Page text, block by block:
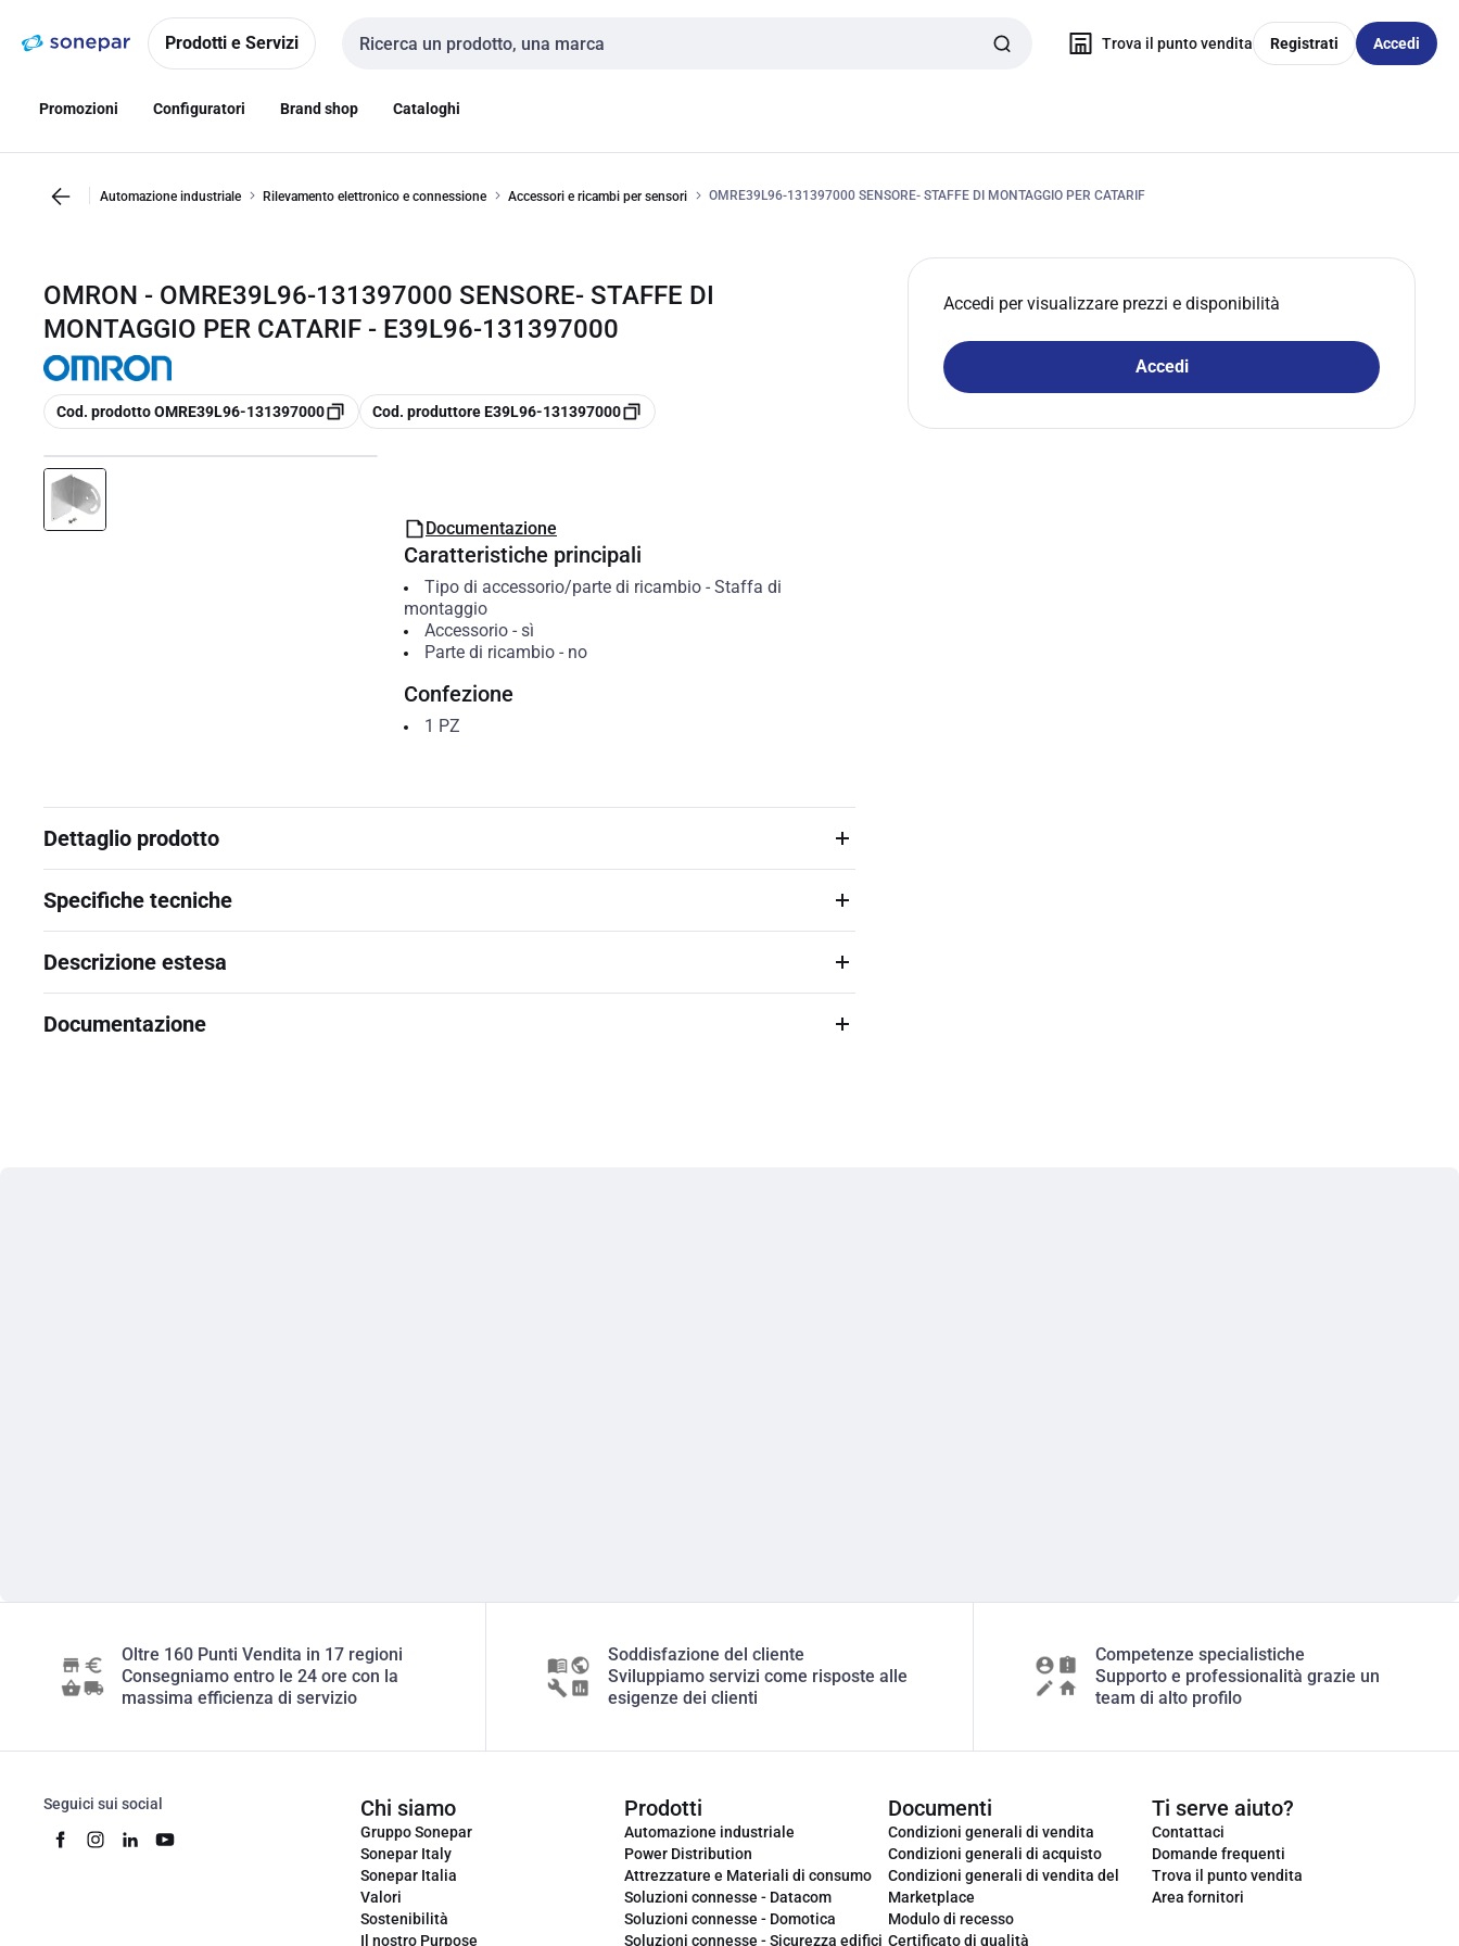
navigazionealla
Prodotti e Servizi
Cerca input
Trova il punto vendita Registrati Accedi
Promozioni Configuratori Brand shop Cataloghi
Automazione industriale Rilevamento elettronico e connessione Accessori e ricambi per sensori OMRE39L96-131397000 SENSORE- STAFFE DI MONTAGGIO PER CATARIF
OMRON - OMRE39L96-131397000 SENSORE- STAFFE DI
MONTAGGIO PER CATARIF - E39L96-131397000
copia
Cod. prodotto OMRE39L96-131397000 copia
Cod. produttore E39L96-131397000
Accedi per visualizzare prezzi e disponibilità
Accedi
Documentazione
Caratteristiche principali
Tipo di accessorio/parte di ricambio- Staffa di
montaggio
Accessorio- sì
Parte di ricambio- no
Confezione
1 PZ
Dettaglio prodotto
Specifiche tecniche
Descrizione estesa
Documentazione
Oltre 160 Punti Vendita in 17 regioni
Consegniamo entro le 24 ore con la
massima efficienza di servizio
Soddisfazione del cliente
Sviluppiamo servizi come risposte alle
esigenze dei clienti
Competenze specialistiche
Supporto e professionalità grazie un
team di alto profilo
Seguici sui social Chi siamo
Gruppo Sonepar
Sonepar Italy
Sonepar Italia
Valori
Sostenibilità
Il nostro Purpose
Prodotti
Automazione industriale
Power Distribution
Attrezzature e Materiali di consumo
Soluzioni connesse - Datacom
Soluzioni connesse - Domotica
Soluzioni connesse - Sicurezza edifici
Documenti
Condizioni generali di vendita
Condizioni generali di acquisto
Condizioni generali di vendita del
Marketplace
Modulo di recesso
Certificato di qualità
Ti serve aiuto?
Contattaci
Domande frequenti
Trova il punto vendita
Area fornitori